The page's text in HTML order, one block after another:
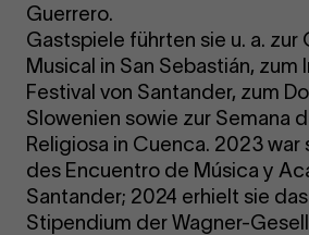
Guerrero.
Gastspiele führten sie u. a. zur
Musical in San Sebastián, zum
Festival von Santander, zum
Slowenien sowie zur Semana
Religiosa in Cuenca. 2023
des Encuentro de Música y
Santander; 2024 erhielt sie
Stipendium der Wagner-